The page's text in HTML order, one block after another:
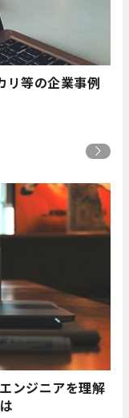
リ等の企業事例
ンジニアを理解